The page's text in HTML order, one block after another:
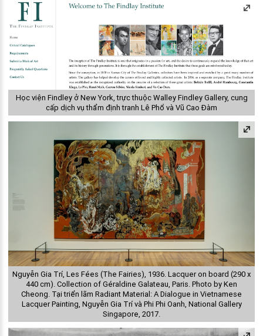
Học viện Findley ở New York, trực thuộc Walley Findley Gallery, cung
cấp dịch vụ thẩm định tranh Lê Phổ và Vũ Cao Đàm
Nguyễn Gia Trí, Les Fées (The Fairies), 1936. Lacquer on board (290 x
440 cm). Collection of Géraldine Galateau, Paris. Photo by Ken
Cheong. Tại triển lãm Radiant Material: A Dialogue in Vietnamese
Lacquer Painting, Nguyễn Gia Trí và Phi Phi Oanh, National Gallery
Singapore, 2017.